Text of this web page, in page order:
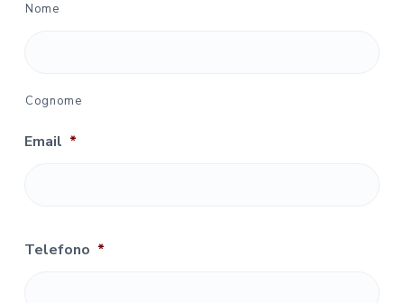
Nome
Cognome
Email *
Telefono *